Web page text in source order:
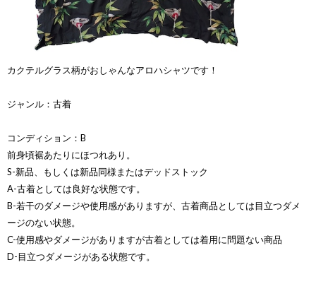
カクテルグラス柄がおしゃんなアロハシャツです！
ジャンル：古着
コンディション：B
前身頃裾あたりにほつれあり。
S-新品、もしくは新品同様またはデッドストック
A-古着としては良好な状態です。
B-若干のダメージや使用感がありますが、古着商品としては目立つダメ
ージのない状態。
C-使用感やダメージがありますが古着としては着用に問題ない商品
D-目立つダメージがある状態です。